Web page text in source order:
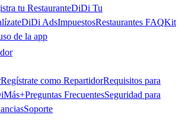
tu RestauranteDiDi Tu
DiDi AdsImpuestosRestaurantes FAQKit
de la app
Regístrate como RepartidorRequisitos para
Preguntas FrecuentesSeguridad para
Soporte